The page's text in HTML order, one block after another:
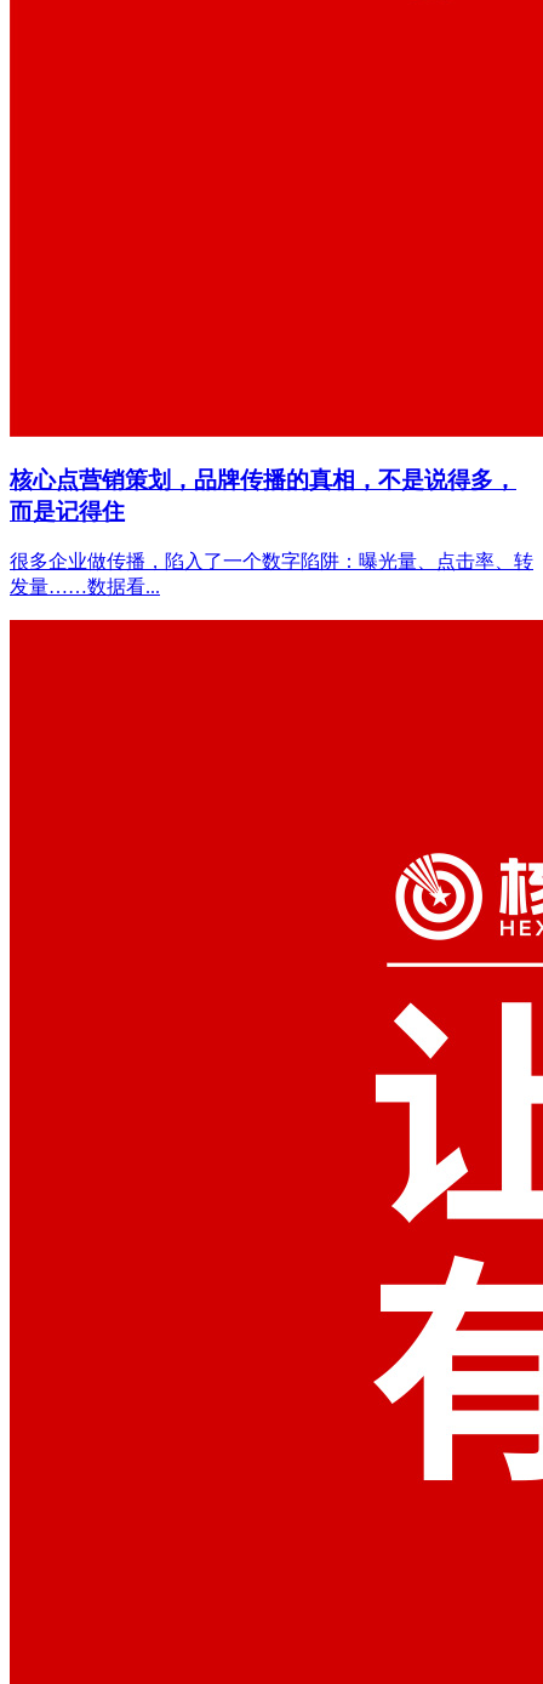
核心点营销策划，品牌传播的真相，不是说得多，
而是记得住
很多企业做传播，陷入了一个数字陷阱：曝光量、点击率、转
发量……数据看...